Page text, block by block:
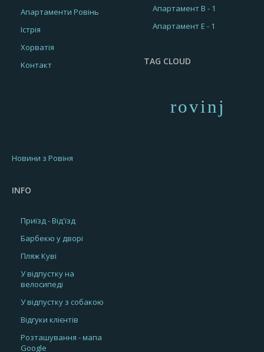
Апартаменти Ровінь
Істрія
Хорватія
Kонтакт
Апартамент B - 1
Апартамент E - 1
TAG CLOUD
rovinj
Новини з Ровіня
INFO
Приїзд - Від'їзд
Барбекю у дворі
Пляж Куві
У відпустку на
велосипеді
У відпустку з собакою
Відгуки клієнтів
Розташування - мапа
Google